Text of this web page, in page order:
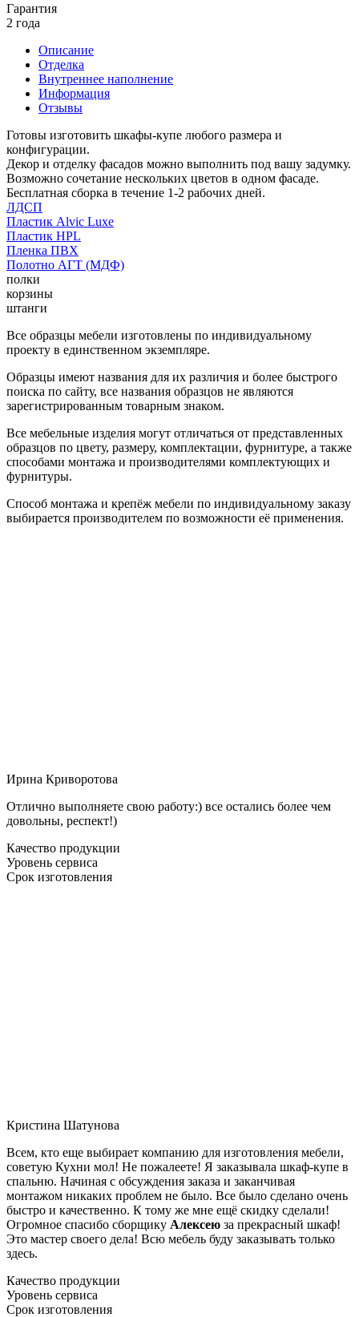
Гарантия
2 года
Описание
Отделка
Внутреннее наполнение
Информация
Отзывы
Готовы изготовить шкафы-купе любого размера и
конфигурации.
Декор и отделку фасадов можно выполнить под вашу задумку.
Возможно сочетание нескольких цветов в одном фасаде.
Бесплатная сборка в течение 1-2 рабочих дней.
ЛДСП
Пластик Alvic Luxe
Пластик HPL
Пленка ПВХ
Полотно АГТ (МДФ)
полки
корзины
штанги
Все образцы мебели изготовлены по индивидуальному
проекту в единственном экземпляре.
Образцы имеют названия для их различия и более быстрого
поиска по сайту, все названия образцов не являются
зарегистрированным товарным знаком.
Все мебельные изделия могут отличаться от представленных
образцов по цвету, размеру, комплектации, фурнитуре, а также
способами монтажа и производителями комплектующих и
фурнитуры.
Способ монтажа и крепёж мебели по индивидуальному заказу
выбирается производителем по возможности её применения.
Ирина Криворотова
Отлично выполняете свою работу:) все остались более чем
довольны, респект!)
Качество продукции
Уровень сервиса
Срок изготовления
Кристина Шатунова
Всем, кто еще выбирает компанию для изготовления мебели,
советую Кухни мол! Не пожалеете! Я заказывала шкаф-купе в
спальню. Начиная с обсуждения заказа и заканчивая
монтажом никаких проблем не было. Все было сделано очень
быстро и качественно. К тому же мне ещё скидку сделали!
Огромное спасибо сборщику Алексею за прекрасный шкаф!
Это мастер своего дела! Всю мебель буду заказывать только
здесь.
Качество продукции
Уровень сервиса
Срок изготовления